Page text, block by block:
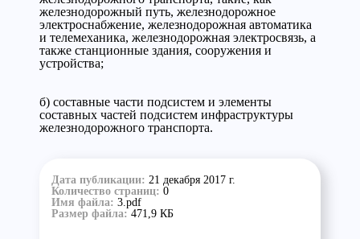
железнодорожный путь, железнодорожное
электроснабжение, железнодорожная автоматика
и телемеханика, железнодорожная электросвязь, а
также станционные здания, сооружения и
устройства;
б) составные части подсистем и элементы
составных частей подсистем инфраструктуры
железнодорожного транспорта.
Дата публикации: 21 декабря 2017 г.
Количество страниц: 0
Имя файла: 3.pdf
Размер файла: 471,9 КБ